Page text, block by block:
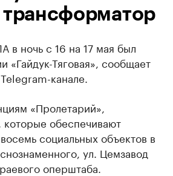
в ночь с 16 на 17 мая был
Тяговая», сообщает
канале.
«Пролетарий»,
которые обеспечивают
социальных объектов в
ул. Цемзавод
оперштаба.